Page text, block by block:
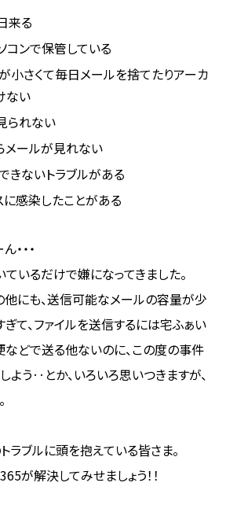
来る
コンで保管している
小さくて毎日メールを捨てたりアーカ
ない
られない
メールが見れない
きないトラブルがある
に感染したことがある
・・・
ているだけで嫌になってきました。
他にも、送信可能なメールの容量が少
ぎて、ファイルを送信するには宅ふぁい
などで送る他ないのに、この度の事件
よう‥とか、いろいろ思いつきますが、
ラブルに頭を抱えている皆さま。
が解決してみせましょう！！